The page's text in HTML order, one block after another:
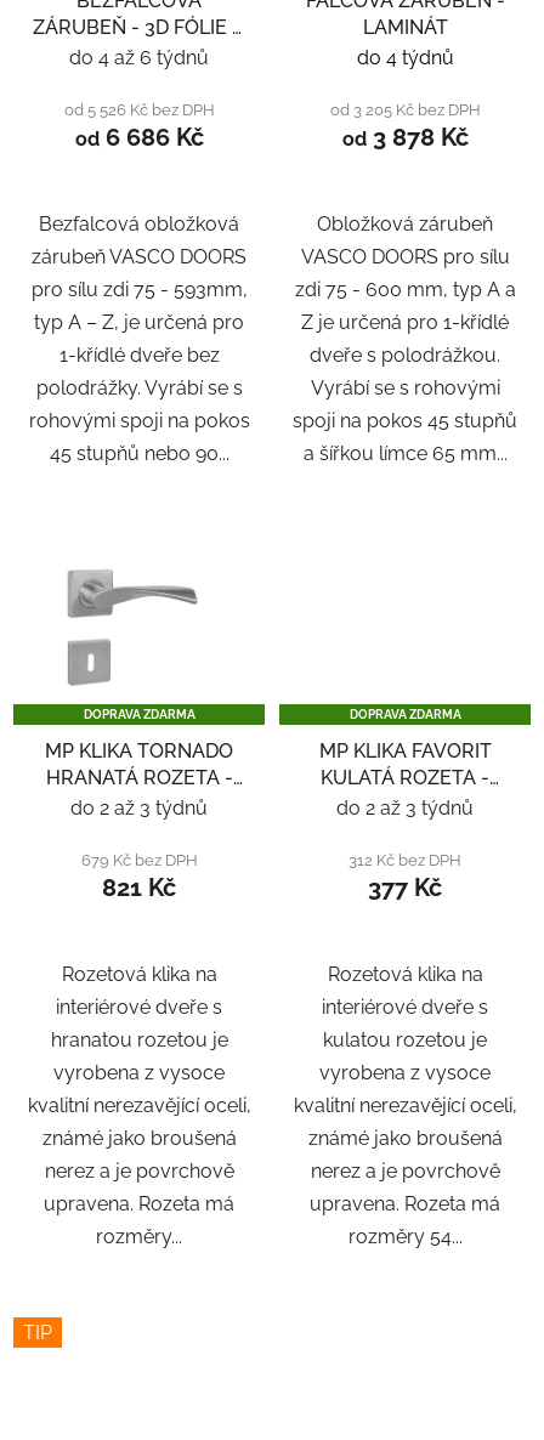
ZÁRUBEŇ - 3D FÓLIE A
LAMINÁT
do 4 až 6 týdnů
od 5 526 Kč bez DPH
od6 686 Kč
Bezfalcová obložková
zárubeň VASCO DOORS
pro sílu zdi 75 - 593mm,
typ A – Z, je určená pro
1-křídlé dveře bez
polodrážky. Vyrábí se s
rohovými spoji na pokos
45 stupňů nebo 90...
LAMINÁT
do 4 týdnů
od 3 205 Kč bez DPH
od3 878 Kč
Obložková zárubeň
VASCO DOORS pro sílu
zdi 75 - 600 mm, typ A a
Z je určená pro 1-křídlé
dveře s polodrážkou.
Vyrábí se s rohovými
spoji na pokos 45 stupňů
a šířkou límce 65 mm...
DOPRAVA ZDARMA
MP KLIKA TORNADO
HRANATÁ ROZETA -
NEREZ
do 2 až 3 týdnů
679 Kč bez DPH
821 Kč
Rozetová klika na
interiérové ​​dveře s
hranatou rozetou je
vyrobena z vysoce
kvalitní nerezavějící oceli,
známé jako broušená
nerez a je povrchově
upravena. Rozeta má
rozměry...
DOPRAVA ZDARMA
MP KLIKA FAVORIT
KULATÁ ROZETA -
NEREZ
do 2 až 3 týdnů
312 Kč bez DPH
377 Kč
Rozetová klika na
interiérové ​​dveře s
kulatou rozetou je
vyrobena z vysoce
kvalitní nerezavějící oceli,
známé jako broušená
nerez a je povrchově
upravena. Rozeta má
rozměry 54...
TIP